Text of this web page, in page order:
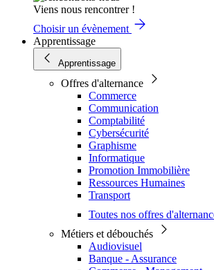
Viens nous rencontrer !
Choisir un évènement
Apprentissage
Apprentissage
Offres d'alternance
Commerce
Communication
Comptabilité
Cybersécurité
Graphisme
Informatique
Promotion Immobilière
Ressources Humaines
Transport
Toutes nos offres
Métiers et débouchés
Audiovisuel
Banque - Assurance